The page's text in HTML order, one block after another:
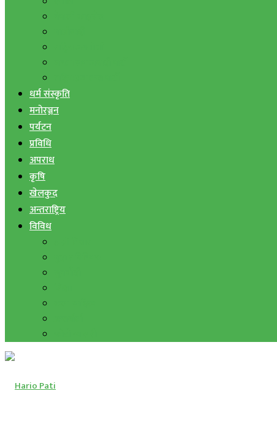
धर्म संस्कृति
मनोरञ्जन
पर्यटन
प्रविधि
अपराध
कृषि
खेलकुद
अन्तराष्ट्रिय
विविध